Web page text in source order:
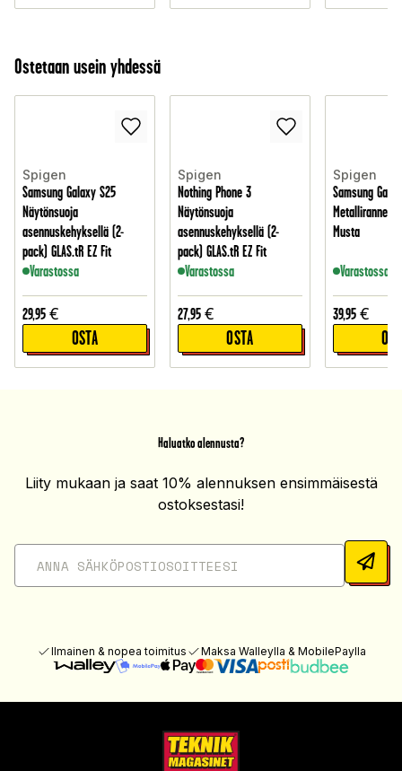
Ostetaan usein yhdessä
Spigen
Samsung Galaxy S25
Näytönsuoja
asennuskehyksellä (2-
pack) GLAS.tR EZ Fit
Varastossa
29,95 €
OSTA
Spigen
Nothing Phone 3
Näytönsuoja
asennuskehyksellä (2-
pack) GLAS.tR EZ Fit
Varastossa
27,95 €
OSTA
Spigen
Samsung
Musta
Varastossa
39,95 €
Haluatko alennusta?
Liity mukaan ja saat 10% alennuksen ensimmäisestä
ostoksestasi!
Ilmainen & nopea toimitus Maksa Walleylla & MobilePaylla